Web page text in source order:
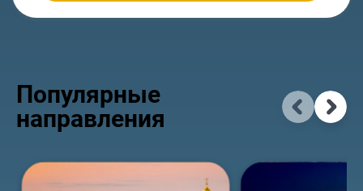
Популярные
направления